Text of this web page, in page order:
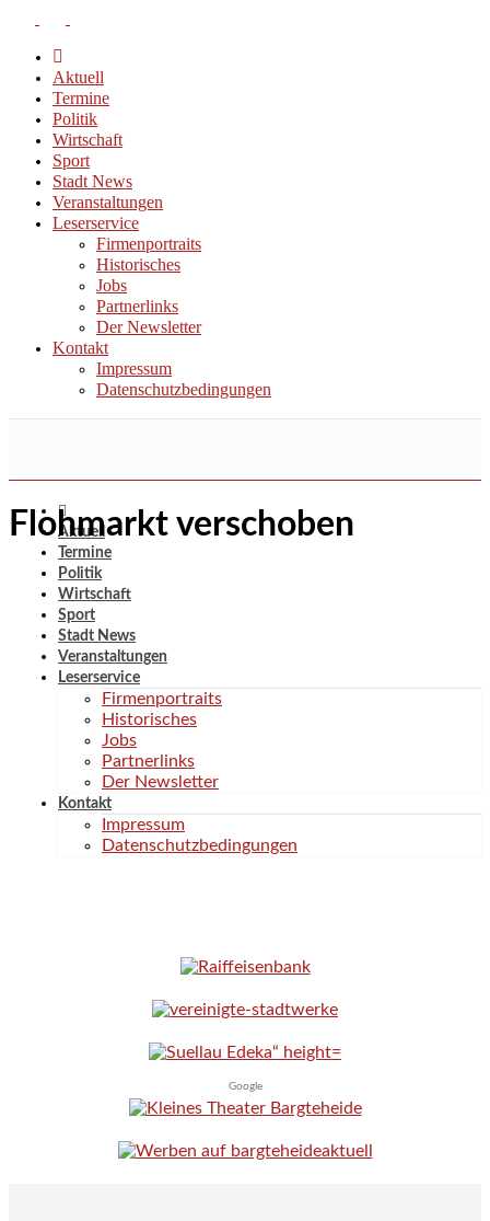
Aktuell
Termine
Politik
Wirtschaft
Sport
Stadt News
Veranstaltungen
Leserservice
Firmenportraits
Historisches
Jobs
Partnerlinks
Der Newsletter
Kontakt
Impressum
Datenschutzbedingungen
Aktuell
Termine
Politik
Wirtschaft
Sport
Stadt News
Veranstaltungen
Leserservice
Firmenportraits
Historisches
Jobs
Partnerlinks
Der Newsletter
Kontakt
Impressum
Datenschutzbedingungen
Flohmarkt verschoben
Google